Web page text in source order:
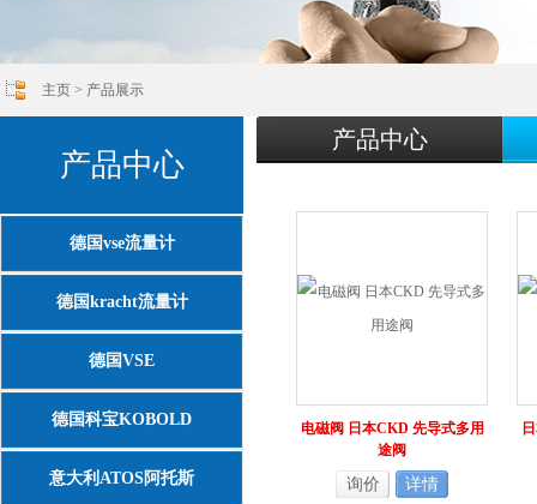
主页 > 产品展示
产品中心
德国vse流量计
德国kracht流量计
德国VSE
德国科宝KOBOLD
意大利ATOS阿托斯
产品中心
电磁阀 日本CKD 先导式多用
途阀
询价 详情